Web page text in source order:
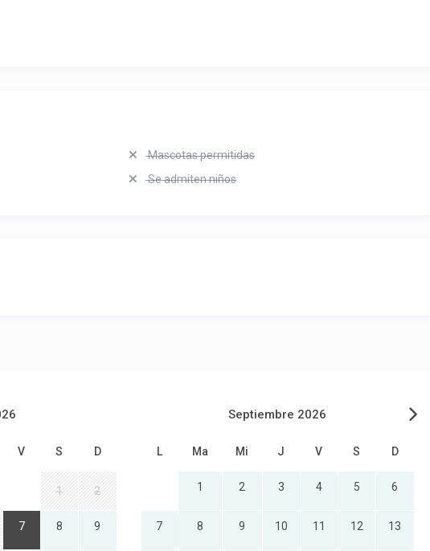
Mascotas permitidas
Se admiten niños
V S D
1 2
7 8 9
Septiembre 2026
L Ma Mi J V S D
1 2 3 4 5 6
7 8 9 10 11 12 13